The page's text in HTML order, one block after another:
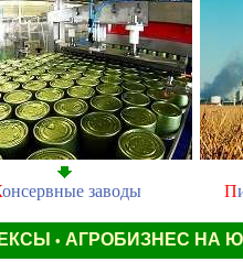
онсервные заводы П
• АГРОБИЗНЕС НА